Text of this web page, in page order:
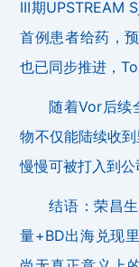
III期UPSTREAM
首例患者给药，
也已同步推进，
随着Vor后续
物不仅能陆续收
慢慢可被打入到公
结语：荣昌
量+BD出海兑现